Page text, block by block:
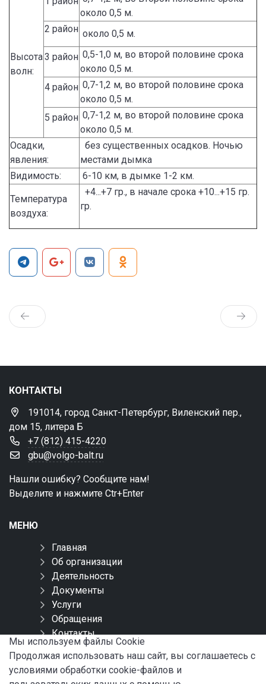
Высота
волн:
около 0,5 м.
2 район около 0,5 м.
3 район 0,5-1,0 м, во второй половине срока
около 0,5 м.
4 район 0,7-1,2 м, во второй половине срока
около 0,5 м.
5 район 0,7-1,2 м, во второй половине срока
около 0,5 м.
Осадки,
явления:
без существенных осадков. Ночью
местами дымка
Видимость:
6-10 км, в дымке 1-2 км.
Температура
воздуха:
+4...+7 гр., в начале срока +10...+15 гр.
гр.
КОНТАКТЫ
191014, город Санкт-Петербург, Виленский пер.,
дом 15, литера Б
+7 (812) 415-4220
gbu@volgo-balt.ru
Нашли ошибку? Сообщите нам!
Выделите и нажмите Ctr+Enter
МЕНЮ
Главная
Об организации
Деятельность
Документы
Услуги
Обращения
Контакты
Карта сайта
СОЦИАЛЬНЫЕ СЕТИ
Мы используем файлы Сookie
Продолжая использовать наш сайт, вы соглашаетесь с
условиями обработки cookie-файлов и